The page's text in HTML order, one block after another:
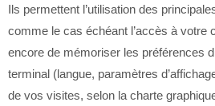
Ils permettent l’utilisation des
comme le cas échéant l’accès à votre
encore de mémoriser les préférences
terminal (langue, paramètres
de vos visites, selon la charte